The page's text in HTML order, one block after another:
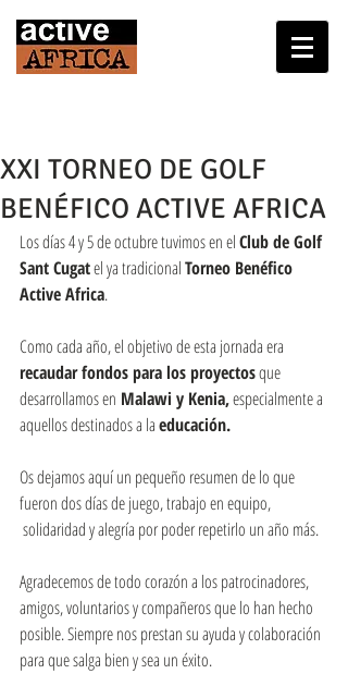
XXI TORNEO DE GOLF
BENÉFICO ACTIVE AFRICA
Los días 4 y 5 de octubre tuvimos en el Club de Golf
Sant Cugat el ya tradicional Torneo Benéfico
Active Africa.
Como cada año, el objetivo de esta jornada era
recaudar fondos para los proyectos que
desarrollamos en Malawi y Kenia, especialmente a
aquellos destinados a la educación.
Os dejamos aquí un pequeño resumen de lo que
fueron dos días de juego, trabajo en equipo,
solidaridad y alegría por poder repetirlo un año más.
Agradecemos de todo corazón a los patrocinadores,
amigos, voluntarios y compañeros que lo han hecho
posible. Siempre nos prestan su ayuda y colaboración
para que salga bien y sea un éxito.